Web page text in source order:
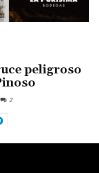
peligroso
2